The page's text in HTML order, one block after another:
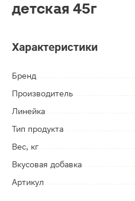
детская 45г
Характеристики
Бренд
Производитель
Линейка
Тип продукта
Вес, кг
Вкусовая добавка
Артикул